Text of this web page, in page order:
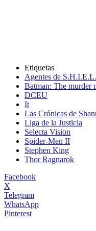
Etiquetas
Agentes de
Batman: The murder
DCEU
It
Las Crónicas de
Liga de la Justicia
Selecta Vision
Spider-Men II
Stephen King
Thor Ragnarok
Facebook
X
Telegram
WhatsApp
Pinterest